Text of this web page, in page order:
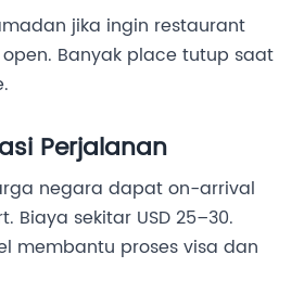
jika ingin restaurant
Banyak place tutup saat
Perjalanan
negara dapat on-arrival
Biaya sekitar USD 25–30.
membantu proses visa dan